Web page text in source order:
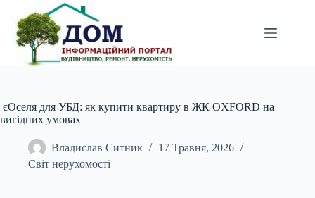
вмісту
єОселя для УБД: як купити квартиру в ЖК OXFORD на
вигідних умовах
Владислав Ситник
17 Травня, 2026
Світ нерухомості